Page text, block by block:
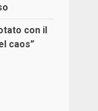
con il
caos”